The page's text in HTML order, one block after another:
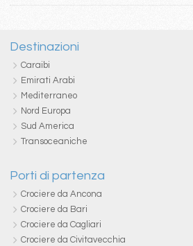
Destinazioni
Caraibi
Emirati Arabi
Mediterraneo
Nord Europa
Sud America
Transoceaniche
Porti di partenza
Crociere da Ancona
Crociere da Bari
Crociere da Cagliari
Crociere da Civitavecchia